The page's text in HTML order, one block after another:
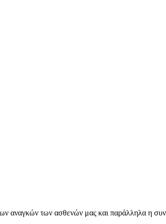
αναγκών των ασθενών μας και παράλληλα η